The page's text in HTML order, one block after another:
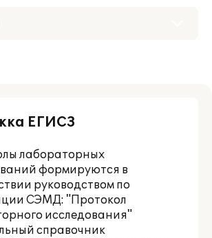
ЕГИСЗ
лабораторных
формируются в
руководством по
СЭМД: "Протокол
исследования"
справочник